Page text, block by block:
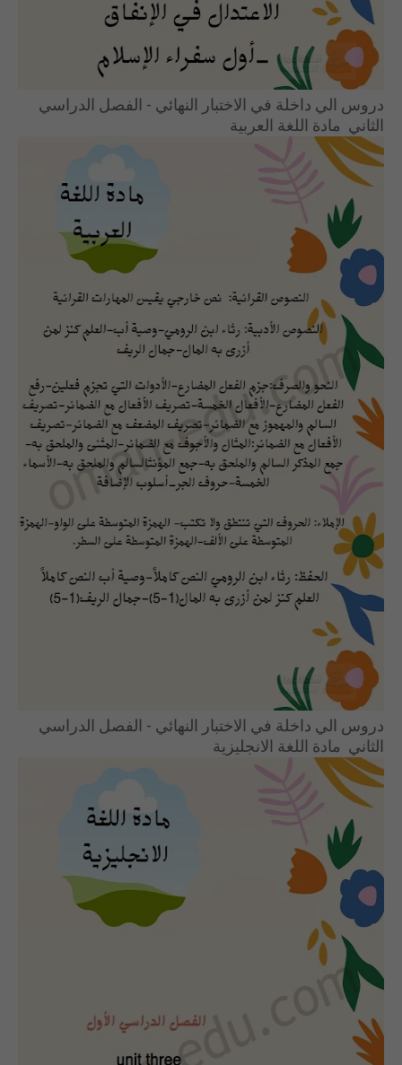
دروس الي داخلة في الاختبار النهائي - الفصل الدراسي
الثاني مادة اللغة العربية
دروس الي داخلة في الاختبار النهائي - الفصل الدراسي
الثاني مادة اللغة الانجليزية